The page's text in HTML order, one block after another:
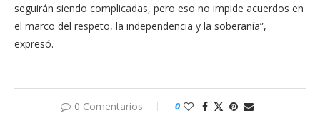
seguirán siendo complicadas, pero eso no impide acuerdos en
el marco del respeto, la independencia y la soberanía”,
expresó.
0 Comentarios 0